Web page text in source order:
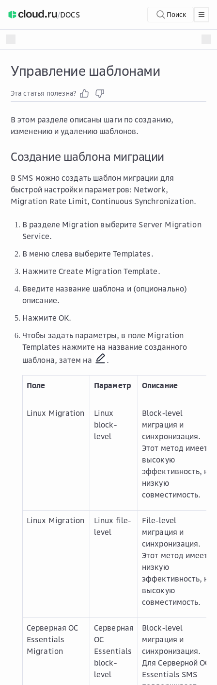
/DOCS Поиск
Управление шаблонами
Эта статья полезна?
В этом разделе описаны шаги по созданию,
изменению и удалению шаблонов.
Создание шаблона миграции
В SMS можно создать шаблон миграции для
быстрой настройки параметров: Network,
Migration Rate Limit,Continuous Synchronization.
В разделе Migration выберите Server Migration
Service.
В меню слева выберитеTemplates.
Нажмите Create Migration Template.
Введите название шаблона и (опционально)
описание.
Нажмите OK.
Чтобы задать параметры, в поле Migration
Templates нажмите на название созданного
шаблона, затем на
.
Поле Параметр Описание
Linux Migration
Linux
block-
level
Block-level
миграция и
синхронизация.
Этот метод имеет
высокую
эффективность, но
низкую
совместимость.
Linux Migration
Linux file-
level
File-level
миграция и
синхронизация.
Этот метод имеет
низкую
эффективность, но
высокую
совместимость.
Серверная ОС
Essentials
Migration
Серверная
ОС
Essentials
block-
level
Block-level
миграция и
синхронизация.
Для Серверной ОС
Essentials SMS